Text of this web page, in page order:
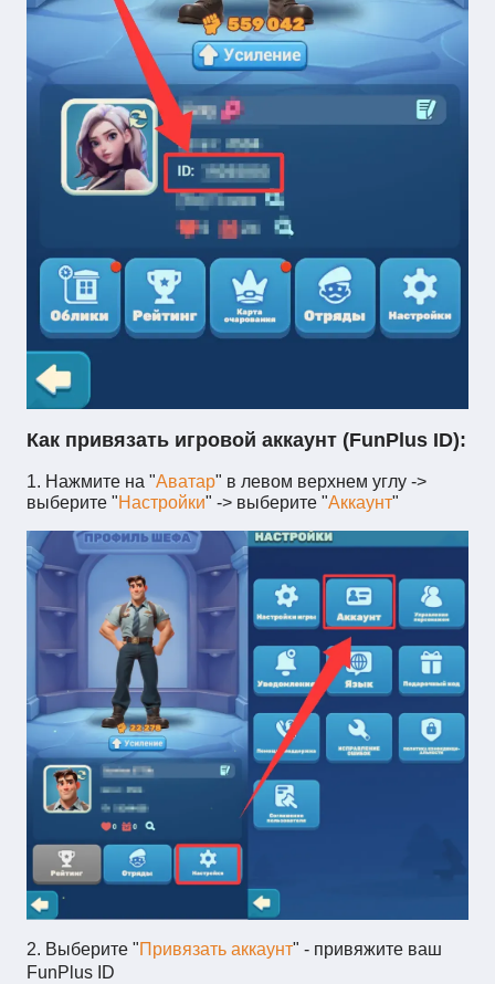
Как привязать игровой аккаунт (FunPlus ID):
1. Нажмите на "Аватар" в левом верхнем углу ->
выберите "Настройки" -> выберите "Аккаунт"
2. Выберите "Привязать аккаунт" - привяжите ваш
FunPlus ID